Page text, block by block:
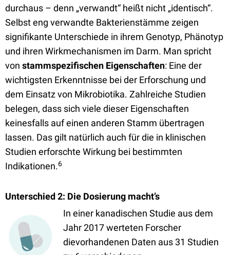
durchaus – denn „verwandt“ heißt nicht „identisch“.
Selbst eng verwandte Bakterienstämme zeigen
signifikante Unterschiede in ihrem Genotyp, Phänotyp
und ihren Wirkmechanismen im Darm. Man spricht
von stammspezifischen Eigenschaften: Eine der
wichtigsten Erkenntnisse bei der Erforschung und
dem Einsatz von Mikrobiotika. Zahlreiche Studien
belegen, dass sich viele dieser Eigenschaften
keinesfalls auf einen anderen Stamm übertragen
lassen. Das gilt natürlich auch für die in klinischen
Studien erforschte Wirkung bei bestimmten
Indikationen.6
Unterschied 2: Die Dosierung macht’s
In einer kanadischen Studie aus dem
Jahr 2017 werteten Forscher
dievorhandenen Daten aus 31 Studien